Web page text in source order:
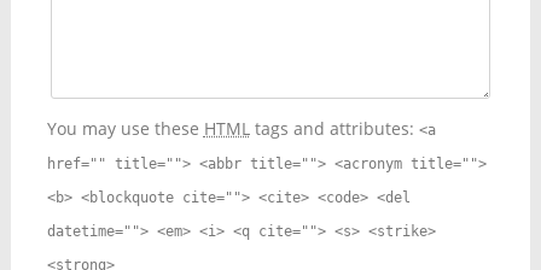
You may use these HTMLtags and attributes: <a
href="" title=""> <abbr title=""> <acronym title="">
<b> <blockquote cite=""> <cite> <code> <del
datetime=""> <em> <i> <q cite=""> <s> <strike>
<strong>